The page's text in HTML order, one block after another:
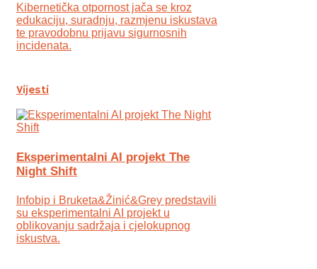
Kibernetička otpornost jača se kroz
edukaciju, suradnju, razmjenu iskustava
te pravodobnu prijavu sigurnosnih
incidenata.
Vijesti
Eksperimentalni AI projekt The
Night Shift
Infobip i Bruketa&Žinić&Grey predstavili
su eksperimentalni AI projekt u
oblikovanju sadržaja i cjelokupnog
iskustva.